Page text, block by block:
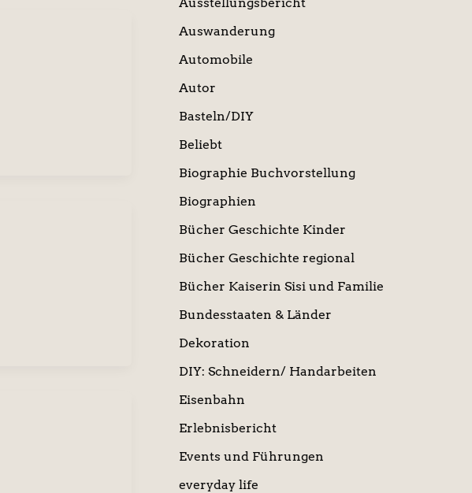
Auswanderung
Automobile
Autor
Basteln/DIY
Beliebt
Biographie Buchvorstellung
Biographien
Bücher Geschichte Kinder
Bücher Geschichte regional
Bücher Kaiserin Sisi und Familie
Bundesstaaten & Länder
Dekoration
DIY: Schneidern/ Handarbeiten
Eisenbahn
Erlebnisbericht
Events und Führungen
everyday life